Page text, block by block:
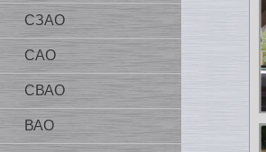
СЗАО
САО
СВАО
ВАО